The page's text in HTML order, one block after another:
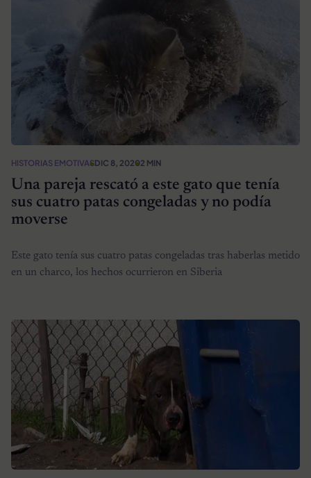
HISTORIAS EMOTIVASDIC 8, 20202 MIN
Una pareja rescató a este gato que tenía
sus cuatro patas congeladas y no podía
moverse
Este gato tenía sus cuatro patas congeladas tras haberlas metido
en un charco, los hechos ocurrieron en Siberia